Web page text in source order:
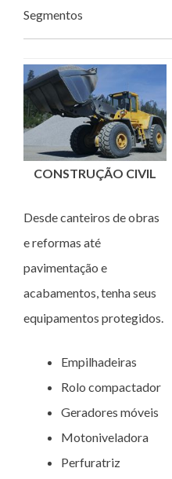
Segmentos
CONSTRUÇÃO CIVIL
Desde canteiros de obras
e reformas até
pavimentação e
acabamentos, tenha seus
equipamentos protegidos.
Empilhadeiras
Rolo compactador
Geradores móveis
Motoniveladora
Perfuratriz